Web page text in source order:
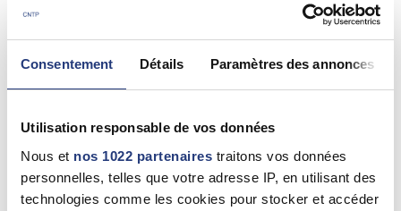
Consentement Détails Paramètres des annonces
Utilisation responsable de vos données
Nous et nos 1022 partenaires traitons vos données
personnelles, telles que votre adresse IP, en utilisant des
technologies comme les cookies pour stocker et accéder
56 - Morbihan
Neulliac (56300)
02 57 72 01 70